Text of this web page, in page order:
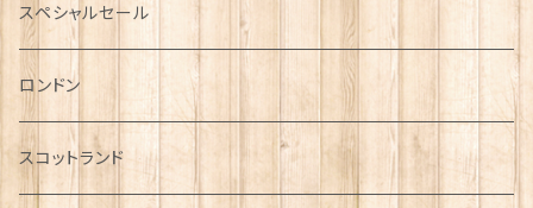
ミニカー
チャーム
犬グッズ
スペシャルセール
ロンドン
スコットランド